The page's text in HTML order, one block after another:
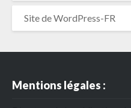
Site de WordPress-FR
Mentions légales :